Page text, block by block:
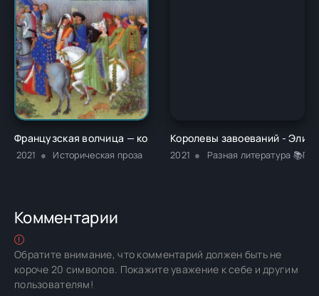
Французская волчица — королева Англии. Изабелла -
2021 Историческая проза
Королевы завоеваний -
2021 Разная литература
Комментарии
Обратите внимание, что комментарий должен быть не
короче 20 символов. Покажите уважение к себе и другим
пользователям!